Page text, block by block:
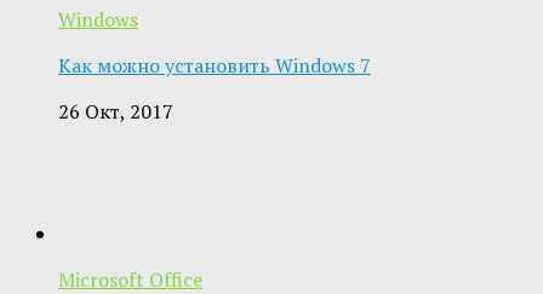
Windows
Как можно установить Windows 7
26 Окт, 2017
Microsoft Office